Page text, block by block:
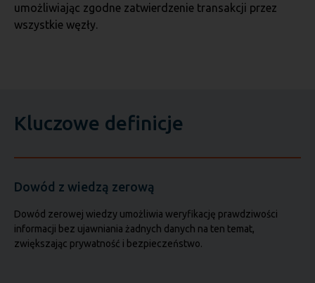
umożliwiając zgodne zatwierdzenie transakcji przez
wszystkie węzły.
Kluczowe definicje
Dowód z wiedzą zerową
Dowód zerowej wiedzy umożliwia weryfikację prawdziwości
informacji bez ujawniania żadnych danych na ten temat,
zwiększając prywatność i bezpieczeństwo.